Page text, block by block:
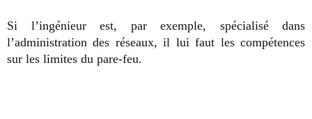
Si l’ingénieur est, par exemple, spécialisé dans
l’administration des réseaux, il lui faut les compétences
sur les limites du pare-feu.